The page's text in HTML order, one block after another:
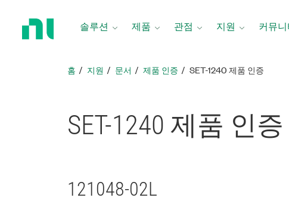
솔루션 제품 관점 지원 커뮤니
홈 지원 문서 제품 인증 SET-1240 제품 인증
SET-1240 제품 인증
121048-02L